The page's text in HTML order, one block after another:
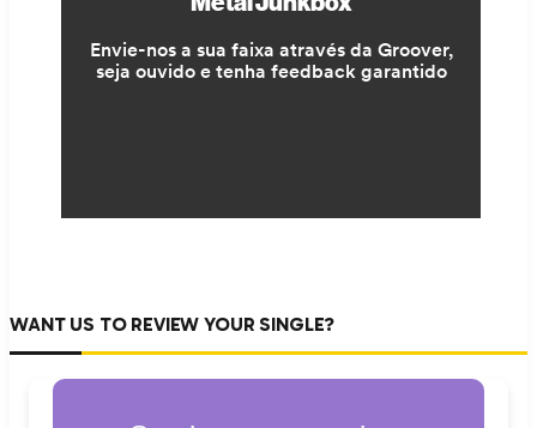
WANT US TO REVIEW YOUR SINGLE?